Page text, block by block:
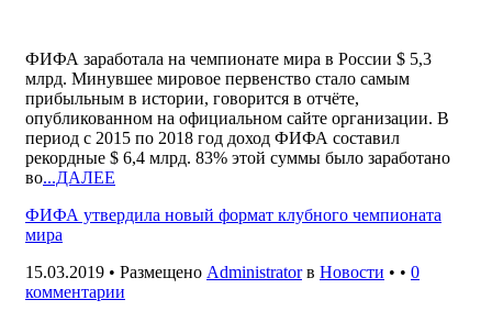
ФИФА заработала на чемпионате мира в России $ 5,3
млрд. Минувшее мировое первенство стало самым
прибыльным в истории, говорится в отчёте,
опубликованном на официальном сайте организации. В
период с 2015 по 2018 год доход ФИФА составил
рекордные $ 6,4 млрд. 83% этой суммы было заработано
во...ДАЛЕЕ
ФИФА утвердила новый формат клубного чемпионата
мира
15.03.2019 • Размещено Administratorв Новости • • 0
комментарии